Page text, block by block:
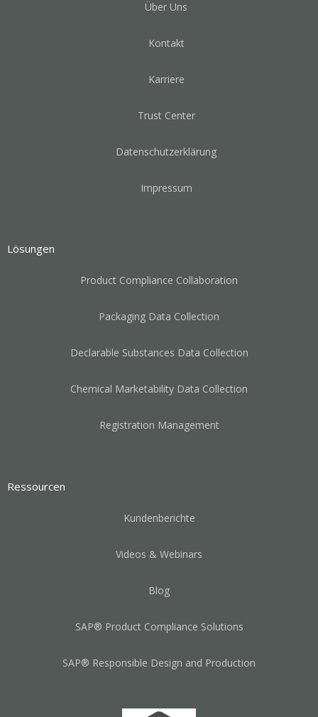
Über Uns
Kontakt
Karriere
Trust Center
Datenschutzerklärung
Impressum
Lösungen
Product Compliance Collaboration
Packaging Data Collection
Declarable Substances Data Collection
Chemical Marketability Data Collection
Registration Management
Ressourcen
Kundenberichte
Videos & Webinars
Blog
SAP® Product Compliance Solutions
SAP® Responsible Design and Production